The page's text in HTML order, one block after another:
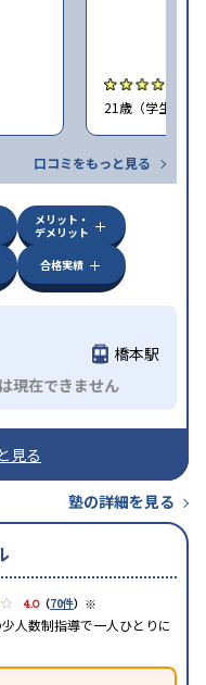
21歳（学生） /
口コミをもっと見る
メリット・
デメリット
合格実績
橋本駅
現在できません
見る
塾の詳細を見る
4.0（70件） ※
人数制指導で一人ひとりに